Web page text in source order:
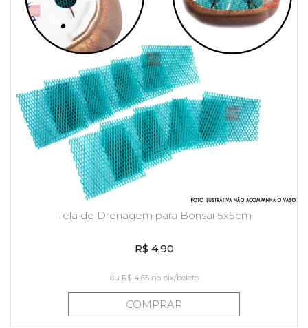
Tela de Drenagem para Bonsai 5x5cm
R$ 4,90
ou R$ 4,65no pix/boleto
COMPRAR